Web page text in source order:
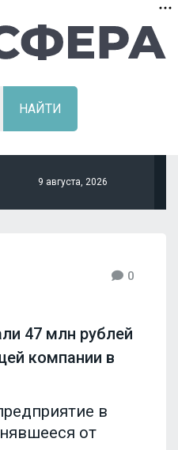
9 августа, 2026
0
47 млн рублей
компании в
в
от